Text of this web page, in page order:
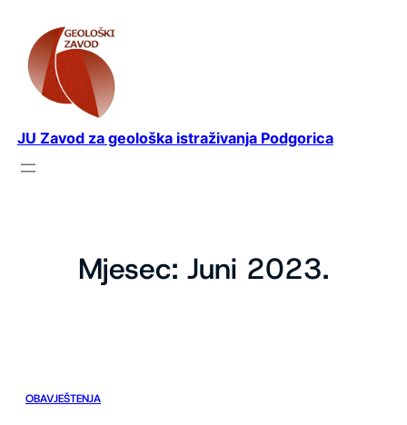
sadržaj
JU Zavod za geološka istraživanja Podgorica
Mjesec: Juni 2023.
OBAVJEŠTENJA